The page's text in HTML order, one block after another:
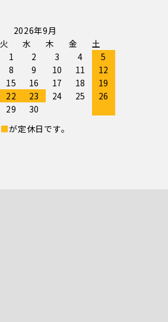
2026年9月
火 水 木 金
土
1
2 3 4
5
8 9 10 11
12
15 16 17 18
19
22 23 24 25
26
29
30
■が定休日です。